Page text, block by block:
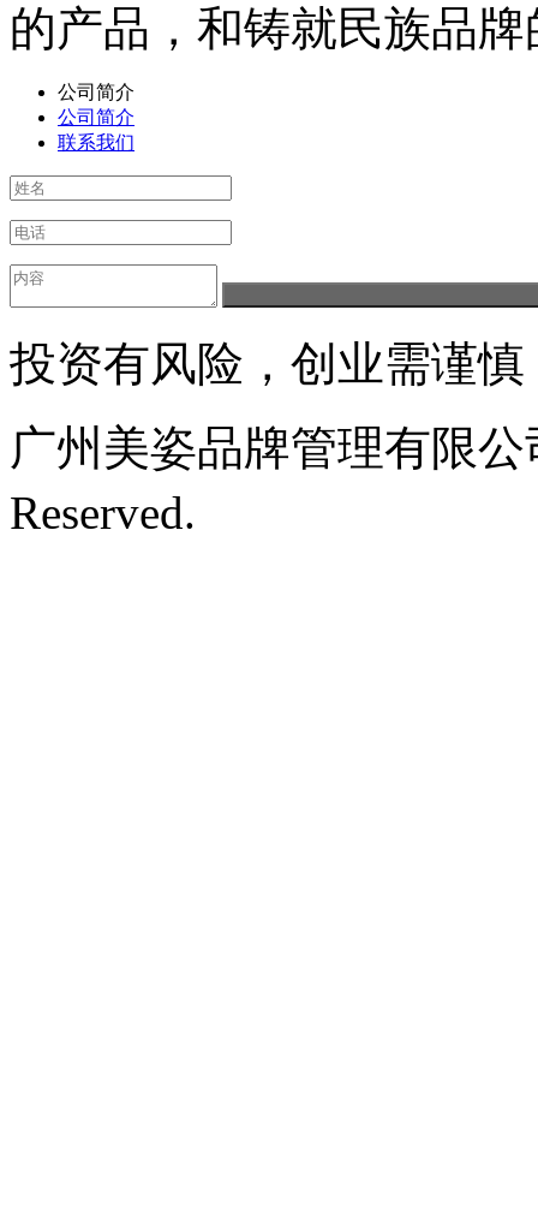
的产品，和铸就民族品
公司简介
公司简介
联系我们
投资有风险，创业需谨慎
广州美姿品牌管理有限
Reserved.